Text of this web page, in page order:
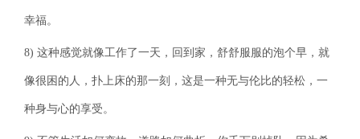
幸福。
8) 这种感觉就像工作了一天，回到家，舒舒服服的泡个早，就
像很困的人，扑上床的那一刻，这是一种无与伦比的轻松，一
种身与心的享受。